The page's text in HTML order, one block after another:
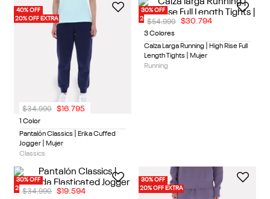
40% OFF
20% OFF EXTRA
1 Color
Pantalón Classics | Erika Cuffed
Jogger | Mujer
Classics
$34.990 $16.795
30% OFF
20% OFF EXTRA
3 Colores
Calza Larga Running | High Rise Full
Length Tights | Mujer
Running
$54.990 $30.794
30% OFF
20% OFF EXTRA
$34.990 $19.594
30% OFF
20% OFF EXTRA